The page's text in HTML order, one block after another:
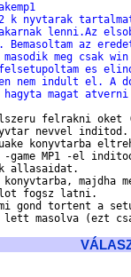
nyvtarak
lenni.Az
az
meg csak
es
nem indult el. A
magat
felrakni oket
nevvel inditod.
konyvtarba
-game MP1 -el
allasaidat.
majdha
fogsz latni.
gond tortent a
lett masolva (ezt